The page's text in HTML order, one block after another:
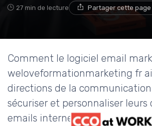
27 min de lecture Partager cette page
Comment le logiciel email
weloveformationmarketing fr
directions de la
sécuriser et personnaliser leurs
emails internes et externes.